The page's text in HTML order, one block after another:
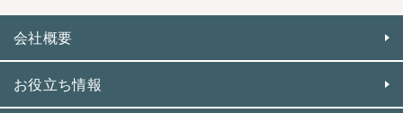
会社概要
お役立ち情報